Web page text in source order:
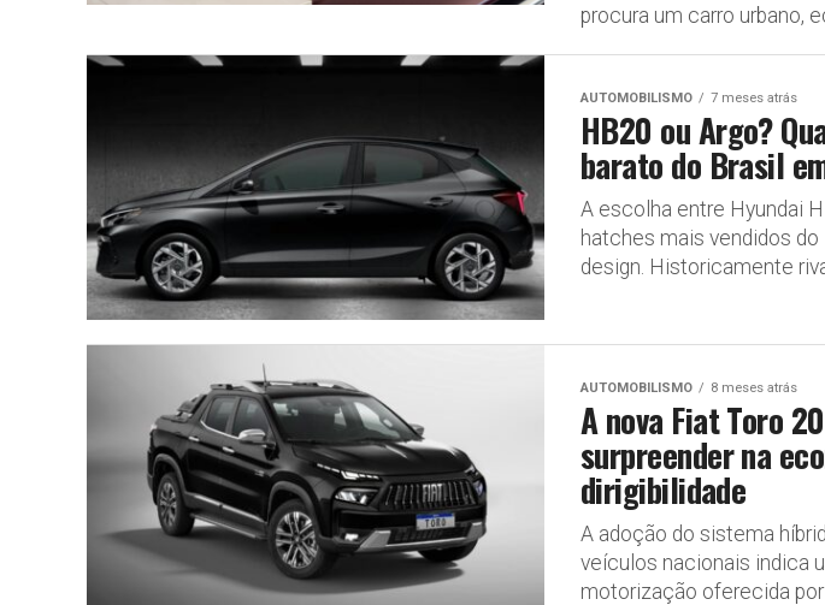
procura um carro urbano,
AUTOMOBILISMO 7 meses atrás
HB20 ou Argo?
barato do Brasil
A escolha entre Hyundai
hatches mais vendidos
design. Historicamente
AUTOMOBILISMO 8 meses atrás
A nova Fiat Toro
surpreender na
dirigibilidade
A adoção do sistema
veículos nacionais indica
motorização oferecida